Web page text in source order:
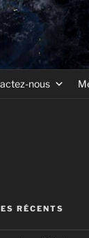
nous
RÉCENTS